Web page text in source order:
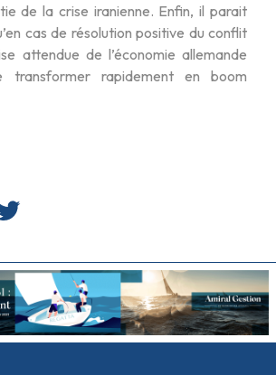
de la crise iranienne. Enfin, il parait
cas de résolution positive du conflit
attendue de l’économie allemande
transformer rapidement en boom